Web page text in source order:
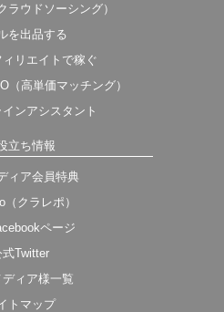
ラウドソーシング）
を出品する
ィリエイトで稼ぐ
（高単価マッチング）
ンアシスタント
立ち情報
ィア会員特典
（クラレポ）
ページ
式Twitter
ィア様一覧
トマップ